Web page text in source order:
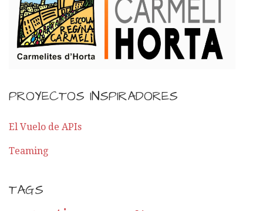
PROYECTOS INSPIRADORES
El Vuelo de APIs
Teaming
TAGS